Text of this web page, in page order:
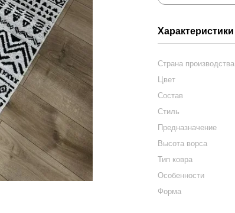
Характеристики
Страна производства
Цвет
Состав
Стиль
Предназначение
Высота ворса
Тип ковра
Особенности
Форма